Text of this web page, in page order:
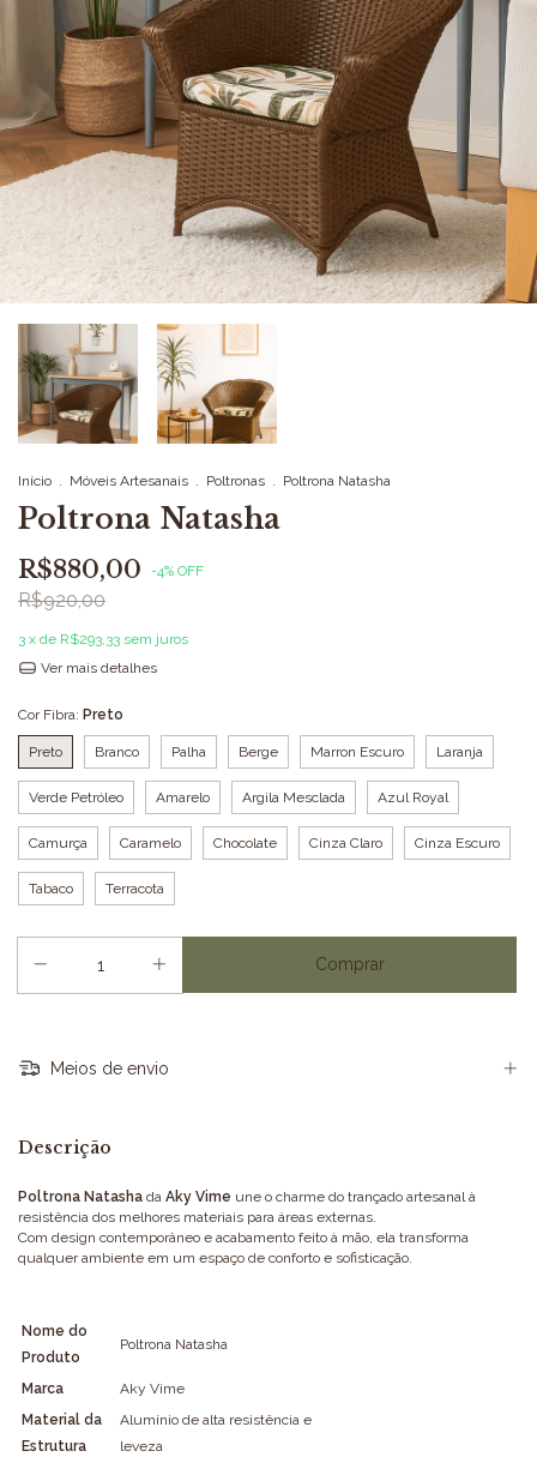
Início . Móveis Artesanais . Poltronas . Poltrona Natasha
Poltrona Natasha
R$880,00 -4% OFF
R$920,00
3 x de R$293,33 sem juros
Ver mais detalhes
Cor Fibra: Preto
Preto Branco Palha Berge Marron Escuro Laranja
Verde Petróleo Amarelo Argila Mesclada Azul Royal
Camurça Caramelo Chocolate Cinza Claro Cinza Escuro
Tabaco Terracota
Meios de envio
Descrição
Poltrona Natasha da Aky Vime une o charme do trançado artesanal à
resistência dos melhores materiais para áreas externas.
Com design contemporâneo e acabamento feito à mão, ela transforma
qualquer ambiente em um espaço de conforto e sofisticação.
Nome do
Produto
Poltrona Natasha
Marca
Aky Vime
Material da
Estrutura
Alumínio de alta resistência e
leveza